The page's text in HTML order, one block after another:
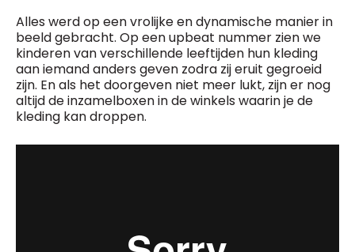
Alles werd op een vrolijke en dynamische manier in
beeld gebracht. Op een upbeat nummer zien we
kinderen van verschillende leeftijden hun kleding
aan iemand anders geven zodra zij eruit gegroeid
zijn. En als het doorgeven niet meer lukt, zijn er nog
altijd de inzamelboxen in de winkels waarin je de
kleding kan droppen.